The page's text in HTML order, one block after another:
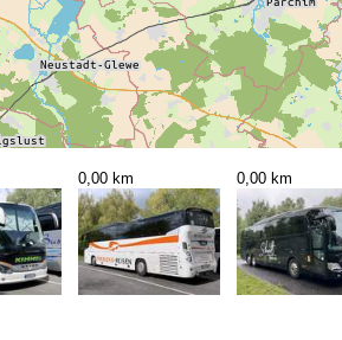
0,00 km 0,00 km